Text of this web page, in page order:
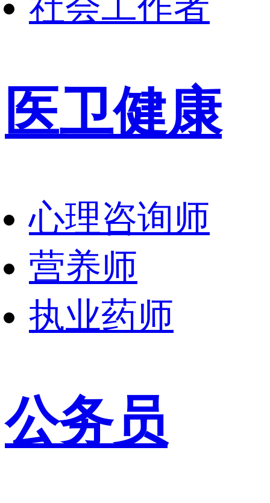
医卫健康
心理咨询师
营养师
执业药师
公务员